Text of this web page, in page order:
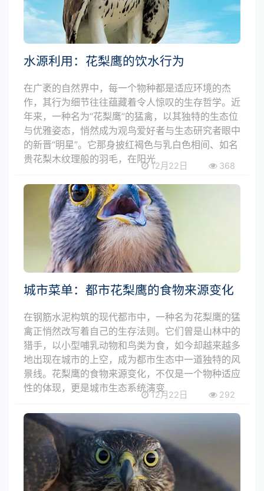
水源利用：花梨鹰的饮水行为
在广袤的自然界中，每一个物种都是适应环境的杰
作，其行为细节往往蕴藏着令人惊叹的生存哲学。近
年来，一种名为“花梨鹰”的猛禽，以其独特的生态位
与优雅姿态，悄然成为观鸟爱好者与生态研究者眼中
的新晋“明星”。它那身披红褐色与乳白色相间、如名
贵花梨木纹理般的羽毛，在阳光
12月22日 368
城市菜单：都市花梨鹰的食物来源变化
在钢筋水泥构筑的现代都市中，一种名为花梨鹰的猛
禽正悄然改写着自己的生存法则。它们曾是山林中的
猎手，以小型哺乳动物和鸟类为食，如今却越来越多
地出现在城市的上空，成为都市生态中一道独特的风
景线。花梨鹰的食物来源变化，不仅是一个物种适应
性的体现，更是城市生态系统演变
12月22日 292